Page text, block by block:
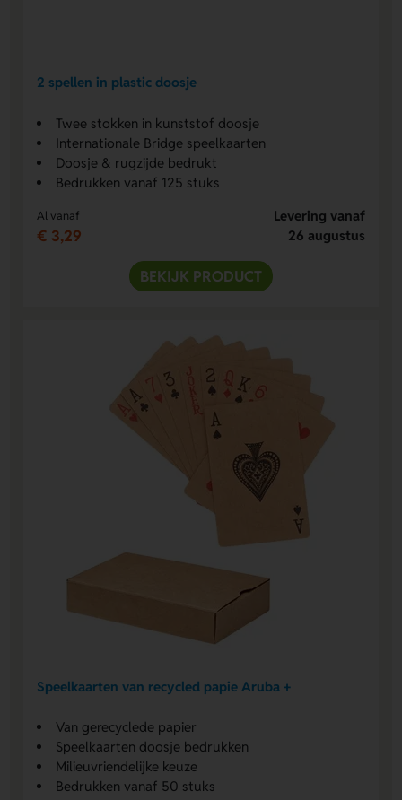
2 spellen in plastic doosje
Twee stokken in kunststof doosje
Internationale Bridge speelkaarten
Doosje & rugzijde bedrukt
Bedrukken vanaf 125 stuks
Al vanaf
€ 3,29
Levering vanaf
26 augustus
BEKIJK PRODUCT
Speelkaarten van recycled papie Aruba +
Van gerecyclede papier
Speelkaarten doosje bedrukken
Milieuvriendelijke keuze
Bedrukken vanaf 50 stuks